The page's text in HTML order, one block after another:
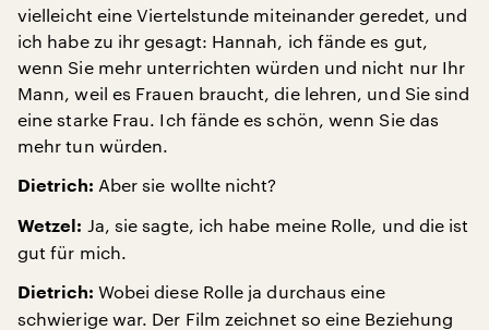
vielleicht eine Viertelstunde miteinander geredet, und
ich habe zu ihr gesagt: Hannah, ich fände es gut,
wenn Sie mehr unterrichten würden und nicht nur Ihr
Mann, weil es Frauen braucht, die lehren, und Sie sind
eine starke Frau. Ich fände es schön, wenn Sie das
mehr tun würden.
Dietrich: Aber sie wollte nicht?
Wetzel: Ja, sie sagte, ich habe meine Rolle, und die ist
gut für mich.
Dietrich: Wobei diese Rolle ja durchaus eine
schwierige war. Der Film zeichnet so eine Beziehung